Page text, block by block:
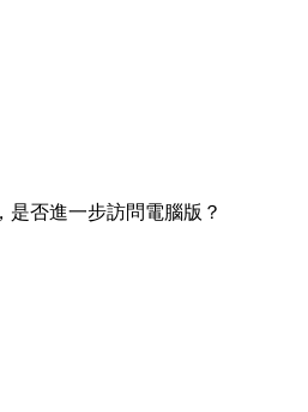
是否進一步訪問電腦版？